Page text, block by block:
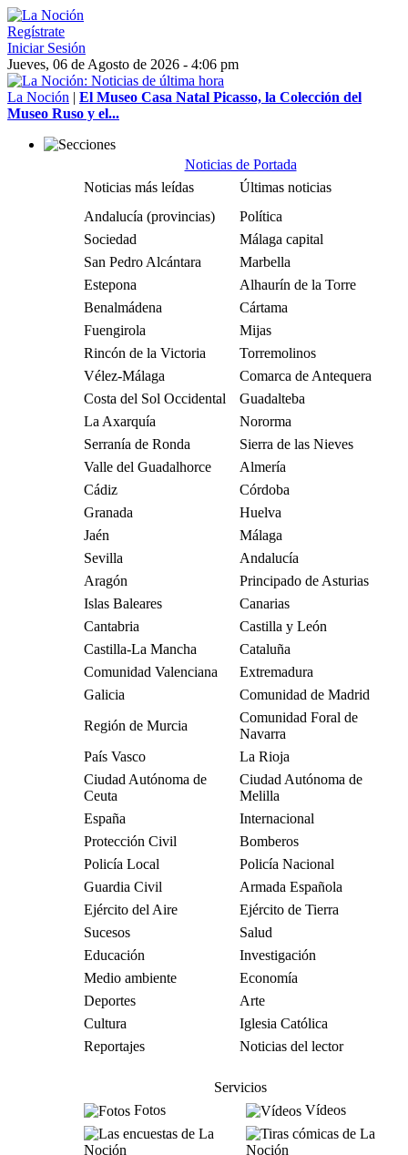
Regístrate
Iniciar Sesión
Jueves, 06 de Agosto de 2026 - 4:06 pm
La Noción | El Museo Casa Natal Picasso, la Colección del
Museo Ruso y el...
Noticias de Portada
Noticias más leídas
Últimas noticias
Andalucía (provincias)
Política
Sociedad
Málaga capital
San Pedro Alcántara
Marbella
Estepona
Alhaurín de la Torre
Benalmádena
Cártama
Fuengirola
Mijas
Rincón de la Victoria
Torremolinos
Vélez-Málaga
Comarca de Antequera
Costa del Sol Occidental
Guadalteba
La Axarquía
Nororma
Serranía de Ronda
Sierra de las Nieves
Valle del Guadalhorce
Almería
Cádiz
Córdoba
Granada
Huelva
Jaén
Málaga
Sevilla
Andalucía
Aragón
Principado de Asturias
Islas Baleares
Canarias
Cantabria
Castilla y León
Castilla-La Mancha
Cataluña
Comunidad Valenciana
Extremadura
Galicia
Comunidad de Madrid
Región de Murcia
Comunidad Foral de
Navarra
País Vasco
La Rioja
Ciudad Autónoma de
Ceuta
Ciudad Autónoma de
Melilla
España
Internacional
Protección Civil
Bomberos
Policía Local
Policía Nacional
Guardia Civil
Armada Española
Ejército del Aire
Ejército de Tierra
Sucesos
Salud
Educación
Investigación
Medio ambiente
Economía
Deportes
Arte
Cultura
Iglesia Católica
Reportajes
Noticias del lector
Servicios
Fotos
Vídeos